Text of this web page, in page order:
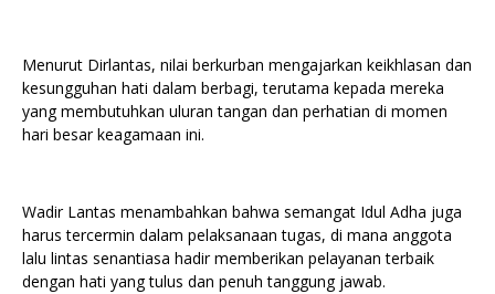
Menurut Dirlantas, nilai berkurban mengajarkan keikhlasan dan
kesungguhan hati dalam berbagi, terutama kepada mereka
yang membutuhkan uluran tangan dan perhatian di momen
hari besar keagamaan ini.
Wadir Lantas menambahkan bahwa semangat Idul Adha juga
harus tercermin dalam pelaksanaan tugas, di mana anggota
lalu lintas senantiasa hadir memberikan pelayanan terbaik
dengan hati yang tulus dan penuh tanggung jawab.